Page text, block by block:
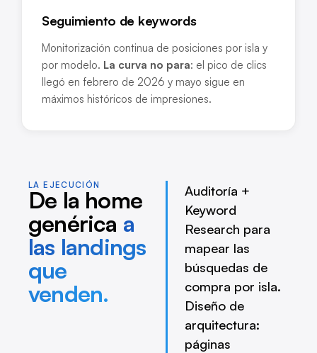
Seguimiento de keywords
Monitorización continua de posiciones por isla y
por modelo. La curva no para: el pico de clics
llegó en febrero de 2026 y mayo sigue en
máximos históricos de impresiones.
LA EJECUCIÓN
De la home
genérica a
las landings
que
venden.
Auditoría +
Keyword
Research para
mapear las
búsquedas de
compra por isla.
Diseño de
arquitectura:
páginas